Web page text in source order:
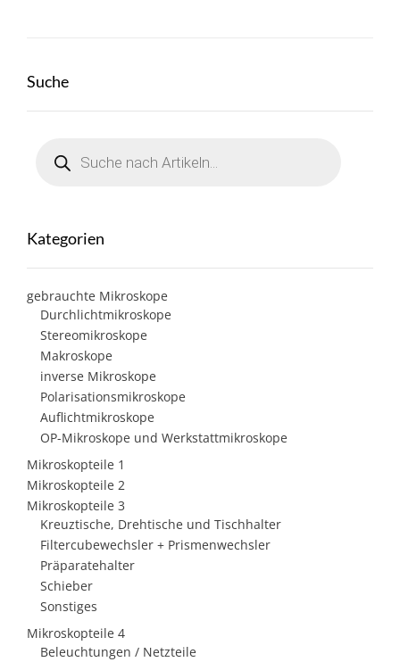
Suche
search
Kategorien
gebrauchte Mikroskope
Durchlichtmikroskope
Stereomikroskope
Makroskope
inverse Mikroskope
Polarisationsmikroskope
Auflichtmikroskope
OP-Mikroskope und Werkstattmikroskope
Mikroskopteile 1
Mikroskopteile 2
Mikroskopteile 3
Kreuztische, Drehtische und Tischhalter
Filtercubewechsler + Prismenwechsler
Präparatehalter
Schieber
Sonstiges
Mikroskopteile 4
Beleuchtungen / Netzteile